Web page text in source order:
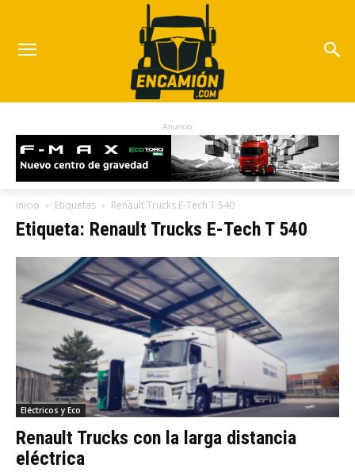
Anuncio
Inicio Etiquetas Renault Trucks E-Tech T 540
Etiqueta: Renault Trucks E-Tech T 540
Eléctricos y Eco
Renault Trucks con la larga distancia
eléctrica